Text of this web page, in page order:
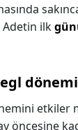
Adetin ilk
etkiler
öncesine